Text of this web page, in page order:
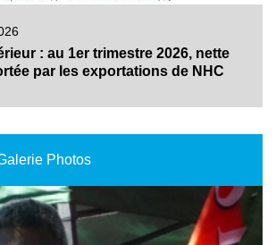
: au 1er trimestre 2026, nette
par les exportations de NHC
Photos